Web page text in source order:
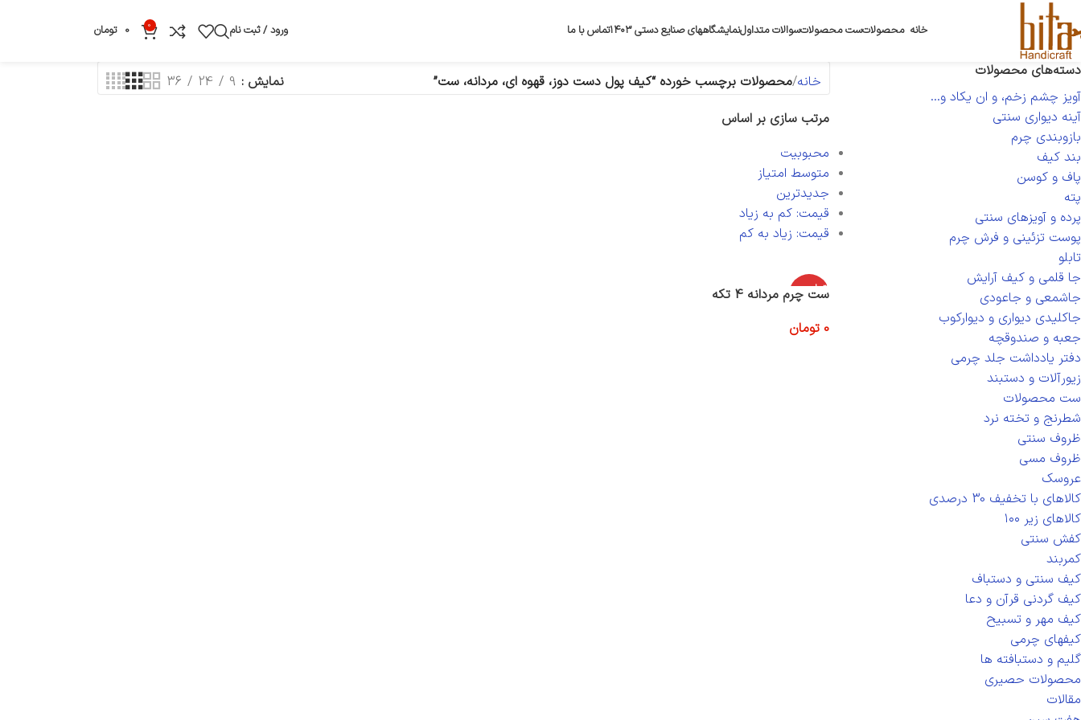
خانه محصولاتست محصولاتسوالات متداولنمایشگاههای صنایع دستی ۱۴۰۳ تماس با ما ورود / ثبت نام 0
0 تومان
دسته‌های محصولات
آویز چشم زخم، و ان یکاد و...
آینه دیواری سنتی
بازوبندی چرم
بند کیف
پاف و کوسن
پته
پرده و آویزهای سنتی
پوست تزئینی و فرش چرم
تابلو
جا قلمی و کیف آرایش
جاشمعی و جاعودی
جاکلیدی دیواری و دیوارکوب
جعبه و صندوقچه
دفتر یادداشت جلد چرمی
زیورآلات و دستبند
ست محصولات
شطرنج و تخته نرد
ظروف سنتی
ظروف مسی
عروسک
کالاهای با تخفیف 30 درصدی
کالاهای زیر ۱۰۰
کفش سنتی
کمربند
کیف سنتی و دستباف
کیف گردنی قرآن و دعا
کیف مهر و تسبیح
کیفهای چرمی
گلیم و دستبافته ها
محصولات حصیری
مقالات
خانه محصولات برچسب خورده “کیف پول دست دوز، قهوه ای، مردانه، ست” نمایش 9
24
36
مرتب سازی بر اساس
محبوبیت
متوسط امتیاز
جدیدترین
قیمت: کم به زیاد
قیمت: زیاد به کم
اتمام موج
ودی
ست چرم مردانه 4 تکه
0 تومان